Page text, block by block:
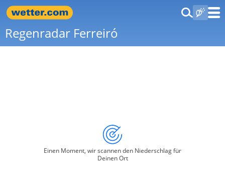
Regenradar Ferreiró
Einen Moment, wir scannen den Niederschlag für
Deinen Ort